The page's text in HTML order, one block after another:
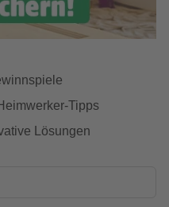
Tipps
Lösungen